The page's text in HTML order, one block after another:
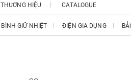
THƯƠNG HIỆU CATALOGUE
BÌNH GIỮ NHIỆT ĐIỆN GIA DỤNG